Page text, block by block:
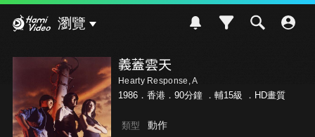
瀏覽
義蓋雲天
Hearty Response, A
1986．香港．90分鐘 ． 輔15級 ．HD畫質
類型 動作